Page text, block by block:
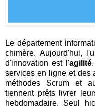
Le département
chimère. Aujourd'hui,
d'innovation est l'agilité
services en ligne et des
méthodes Scrum et
tiennent prêts livrer
hebdomadaire. Seul